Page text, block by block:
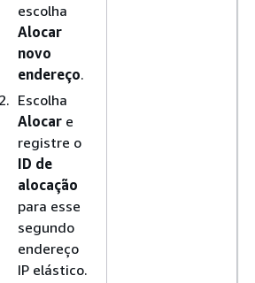
escolha
Alocar
novo
endereço.
Escolha
Alocar e
registre o
ID de
alocação
para esse
segundo
endereço
IP elástico.